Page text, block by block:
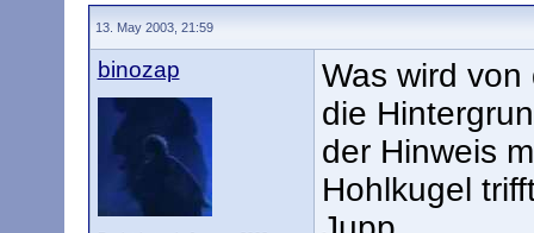
13. May 2003, 21:59
binozap
Was wird
die
der Hinweis
Hohlkugel